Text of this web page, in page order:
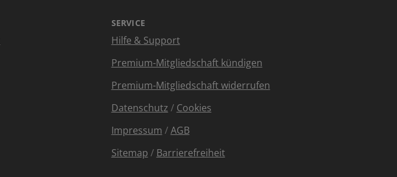
SERVICE
Hilfe & Support
Premium-Mitgliedschaft kündigen
Premium-Mitgliedschaft widerrufen
Datenschutz / Cookies
Impressum /AGB
Sitemap / Barrierefreiheit